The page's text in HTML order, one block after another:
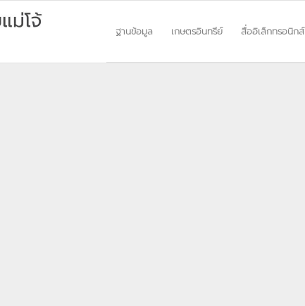
ฐานข้อมูล เกษตรอินทรีย์ สื่ออิเล็กทรอนิกส์